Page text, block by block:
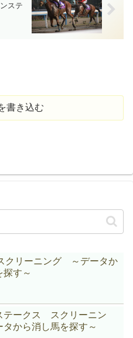
ステ
書き込む
リーニング ～データか
探す～
テークス スクリーニン
から消し馬を探す～